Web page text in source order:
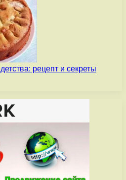
рецепт и секреты